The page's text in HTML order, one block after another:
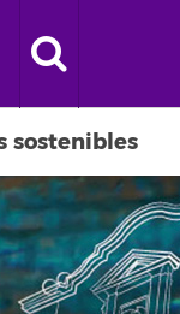
sostenibles